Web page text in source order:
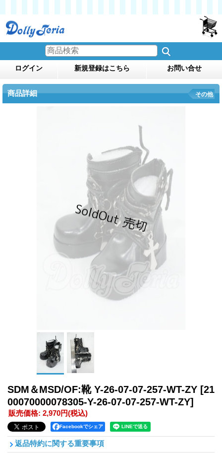
ログイン 新規登録はこちら お問い合せ
商品詳細 その他
SDM＆MSD/OF:靴 Y-26-07-07-257-WT-ZY [21
00070000078305-Y-26-07-07-257-WT-ZY]
販売価格: 2,970円(税込)
Facebookでシェア
返品特約に関する重要事項